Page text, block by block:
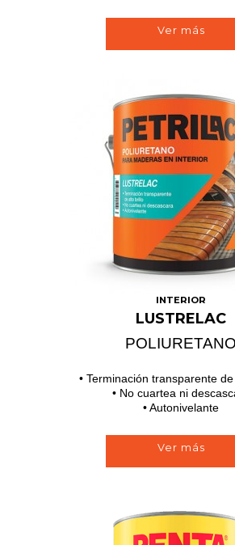
Ver más
INTERIOR
LUSTRELAC
POLIURETANO
• Terminación transparente
• No cuartea ni
• Autonivelante
Ver más